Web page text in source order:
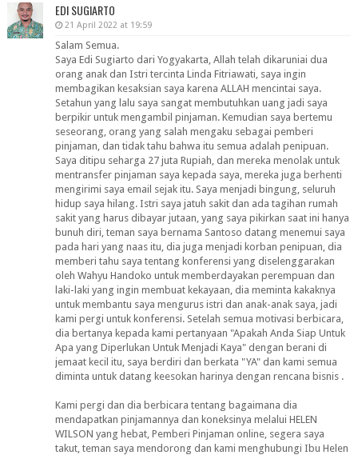
EDI SUGIARTO
21 April 2022 at 19:59
Salam Semua.
Saya Edi Sugiarto dari Yogyakarta, Allah telah dikaruniai dua
orang anak dan Istri tercinta Linda Fitriawati, saya ingin
membagikan kesaksian saya karena ALLAH mencintai saya.
Setahun yang lalu saya sangat membutuhkan uang jadi saya
berpikir untuk mengambil pinjaman. Kemudian saya bertemu
seseorang, orang yang salah mengaku sebagai pemberi
pinjaman, dan tidak tahu bahwa itu semua adalah penipuan.
Saya ditipu seharga 27 juta Rupiah, dan mereka menolak untuk
mentransfer pinjaman saya kepada saya, mereka juga berhenti
mengirimi saya email sejak itu. Saya menjadi bingung, seluruh
hidup saya hilang. Istri saya jatuh sakit dan ada tagihan rumah
sakit yang harus dibayar jutaan, yang saya pikirkan saat ini hanya
bunuh diri, teman saya bernama Santoso datang menemui saya
pada hari yang naas itu, dia juga menjadi korban penipuan, dia
memberi tahu saya tentang konferensi yang diselenggarakan
oleh Wahyu Handoko untuk memberdayakan perempuan dan
laki-laki yang ingin membuat kekayaan, dia meminta kakaknya
untuk membantu saya mengurus istri dan anak-anak saya, jadi
kami pergi untuk konferensi. Setelah semua motivasi berbicara,
dia bertanya kepada kami pertanyaan "Apakah Anda Siap Untuk
Apa yang Diperlukan Untuk Menjadi Kaya" dengan berani di
jemaat kecil itu, saya berdiri dan berkata "YA" dan kami semua
diminta untuk datang keesokan harinya dengan rencana bisnis .
Kami pergi dan dia berbicara tentang bagaimana dia
mendapatkan pinjamannya dan koneksinya melalui HELEN
WILSON yang hebat, Pemberi Pinjaman online, segera saya
takut, teman saya mendorong dan kami menghubungi Ibu Helen